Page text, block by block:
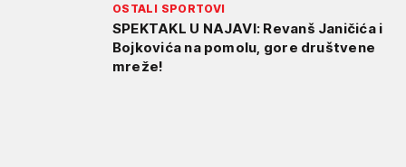
OSTALI SPORTOVI
SPEKTAKL U NAJAVI: Revanš Janičića i
Bojkovića na pomolu, gore društvene
mreže!